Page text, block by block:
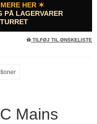
HER ✶
PÅ LAGERVARER
TILFØJ TIL ØNSKELISTE
Mains